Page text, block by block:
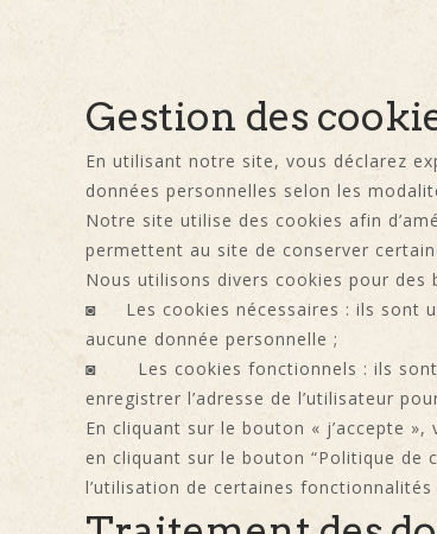
Gestion des
En utilisant notre site, vous déclarez
données personnelles selon les
Notre site utilise des cookies afin
permettent au site de conserver
Nous utilisons divers cookies pour des
◙ Les cookies nécessaires : ils sont
aucune donnée personnelle ;
◙ Les cookies fonctionnels : ils sont
enregistrer l’adresse de l’utilisateur
En cliquant sur le bouton « j’accepte
en cliquant sur le bouton “Politique de
l’utilisation de certaines